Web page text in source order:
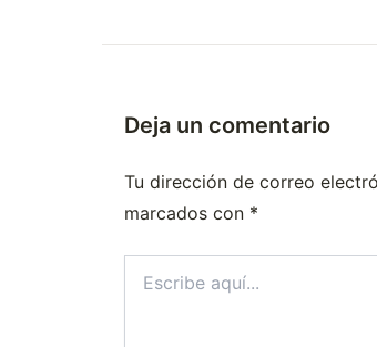
Deja un comentario
Tu dirección de correo
marcados con *
aquí...